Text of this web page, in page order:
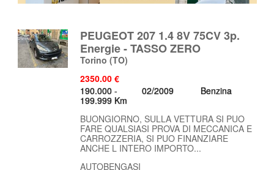
PEUGEOT 207 1.4 8V 75CV 3p.
Energie - TASSO ZERO
Torino (TO)
2350.00 €
190.000 -
199.999 Km
02/2009 Benzina
BUONGIORNO, SULLA VETTURA SI PUO
FARE QUALSIASI PROVA DI MECCANICA E
CARROZZERIA, SI PUO FINANZIARE
ANCHE L INTERO IMPORTO...
AUTOBENGASI